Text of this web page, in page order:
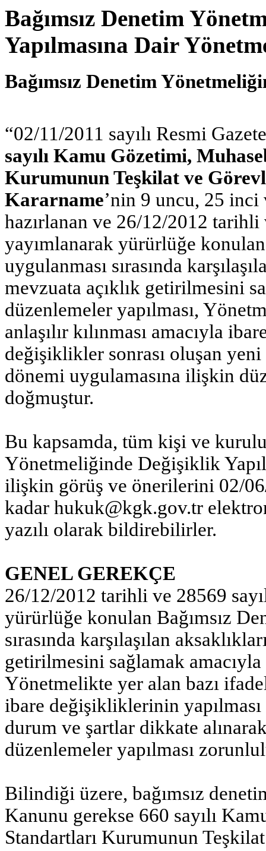
Bağımsız Denetim
Yapılmasına Dair
Bağımsız Denetim
“02/11/2011 sayılı Resmi
sayılı Kamu Gözetimi,
Kurumunun Teşkilat ve
Kararname’nin 9 uncu, 25 inci
hazırlanan ve 26/12/2012 tarihli
yayımlanarak yürürlüğe
uygulanması sırasında
mevzuata açıklık getirilmesini
düzenlemeler yapılması,
anlaşılır kılınması amacıyla
değişiklikler sonrası oluşan
dönemi uygulamasına ilişkin
doğmuştur.
Bu kapsamda, tüm kişi ve
Yönetmeliğinde Değişiklik
ilişkin görüş ve önerilerini 02/
kadar hukuk@kgk.gov.tr
yazılı olarak bildirebilirler.
GENEL GEREKÇE
26/12/2012 tarihli ve 28569
yürürlüğe konulan Bağımsız
sırasında karşılaşılan
getirilmesini sağlamak
Yönetmelikte yer alan bazı
ibare değişikliklerinin
durum ve şartlar dikkate
düzenlemeler yapılması
Bilindiği üzere, bağımsız
Kanunu gerekse 660 sayılı
Standartları Kurumunun